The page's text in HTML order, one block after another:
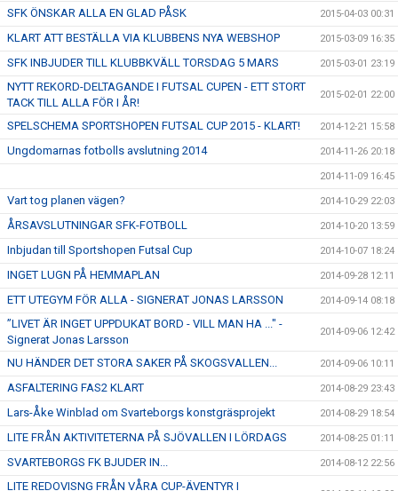
SFK ÖNSKAR ALLA EN GLAD PÅSK 2015-04-03 00:31
KLART ATT BESTÄLLA VIA KLUBBENS NYA WEBSHOP 2015-03-09 16:35
SFK INBJUDER TILL KLUBBKVÄLL TORSDAG 5 MARS 2015-03-01 23:19
NYTT REKORD-DELTAGANDE I FUTSAL CUPEN - ETT STORT
TACK TILL ALLA FÖR I ÅR!
2015-02-01 22:00
SPELSCHEMA SPORTSHOPEN FUTSAL CUP 2015 - KLART! 2014-12-21 15:58
Ungdomarnas fotbolls avslutning 2014 2014-11-26 20:18
2014-11-09 16:45
Vart tog planen vägen? 2014-10-29 22:03
ÅRSAVSLUTNINGAR SFK-FOTBOLL 2014-10-20 13:59
Inbjudan till Sportshopen Futsal Cup 2014-10-07 18:24
INGET LUGN PÅ HEMMAPLAN 2014-09-28 12:11
ETT UTEGYM FÖR ALLA - SIGNERAT JONAS LARSSON 2014-09-14 08:18
”LIVET ÄR INGET UPPDUKAT BORD - VILL MAN HA ..." -
Signerat Jonas Larsson
2014-09-06 12:42
NU HÄNDER DET STORA SAKER PÅ SKOGSVALLEN... 2014-09-06 10:11
ASFALTERING FAS2 KLART 2014-08-29 23:43
Lars-Åke Winblad om Svarteborgs konstgräsprojekt 2014-08-29 18:54
LITE FRÅN AKTIVITETERNA PÅ SJÖVALLEN I LÖRDAGS 2014-08-25 01:11
SVARTEBORGS FK BJUDER IN... 2014-08-12 22:56
LITE REDOVISNG FRÅN VÅRA CUP-ÄVENTYR I